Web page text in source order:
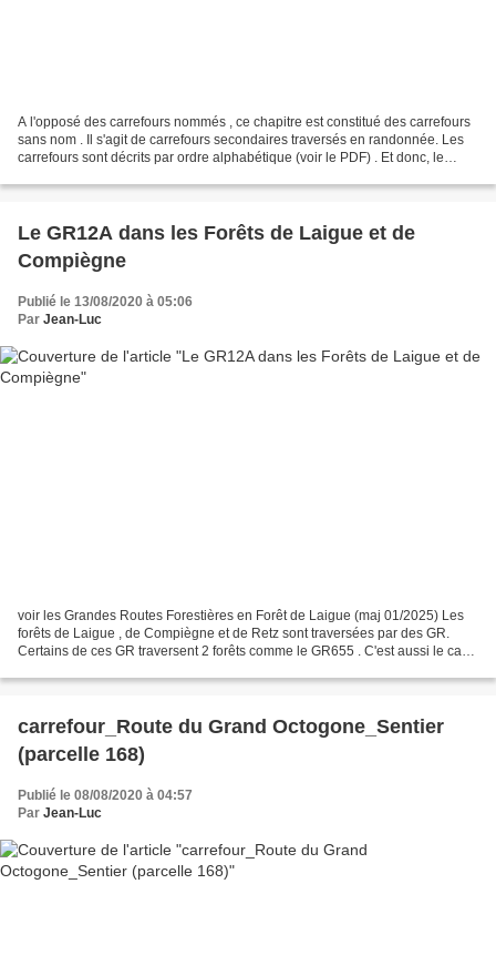
A l'opposé des carrefours nommés , ce chapitre est constitué des carrefours
sans nom . Il s'agit de carrefours secondaires traversés en randonnée. Les
carrefours sont décrits par ordre alphabétique (voir le PDF) . Et donc, le
Le GR12A dans les Forêts de Laigue et de
Compiègne
Publié le 13/08/2020 à 05:06
Par Jean-Luc
voir les Grandes Routes Forestières en Forêt de Laigue (maj 01/2025) Les
forêts de Laigue , de Compiègne et de Retz sont traversées par des GR.
Certains de ces GR traversent 2 forêts comme le GR655 . C'est aussi le cas
carrefour_Route du Grand Octogone_Sentier
(parcelle 168)
Publié le 08/08/2020 à 04:57
Par Jean-Luc